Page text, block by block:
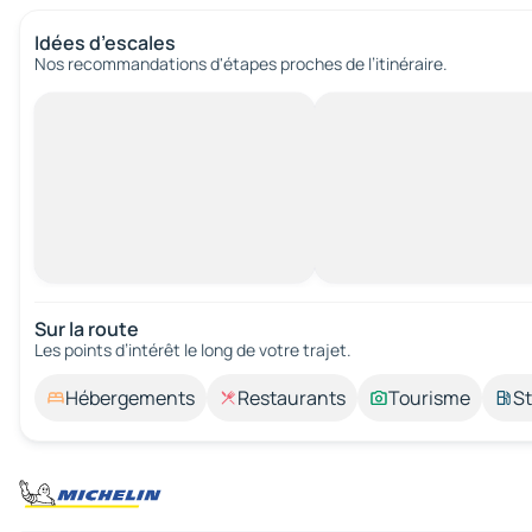
Idées d’escales
Nos recommandations d'étapes proches de l’itinéraire.
Sur la route
Les points d’intérêt le long de votre trajet.
Hébergements Restaurants Tourisme